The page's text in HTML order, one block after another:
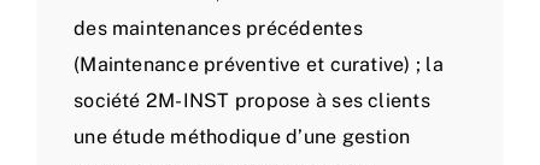
des maintenances précédentes
(Maintenance préventive et curative) ; la
société 2M-INST propose à ses clients
une étude méthodique d’une gestion